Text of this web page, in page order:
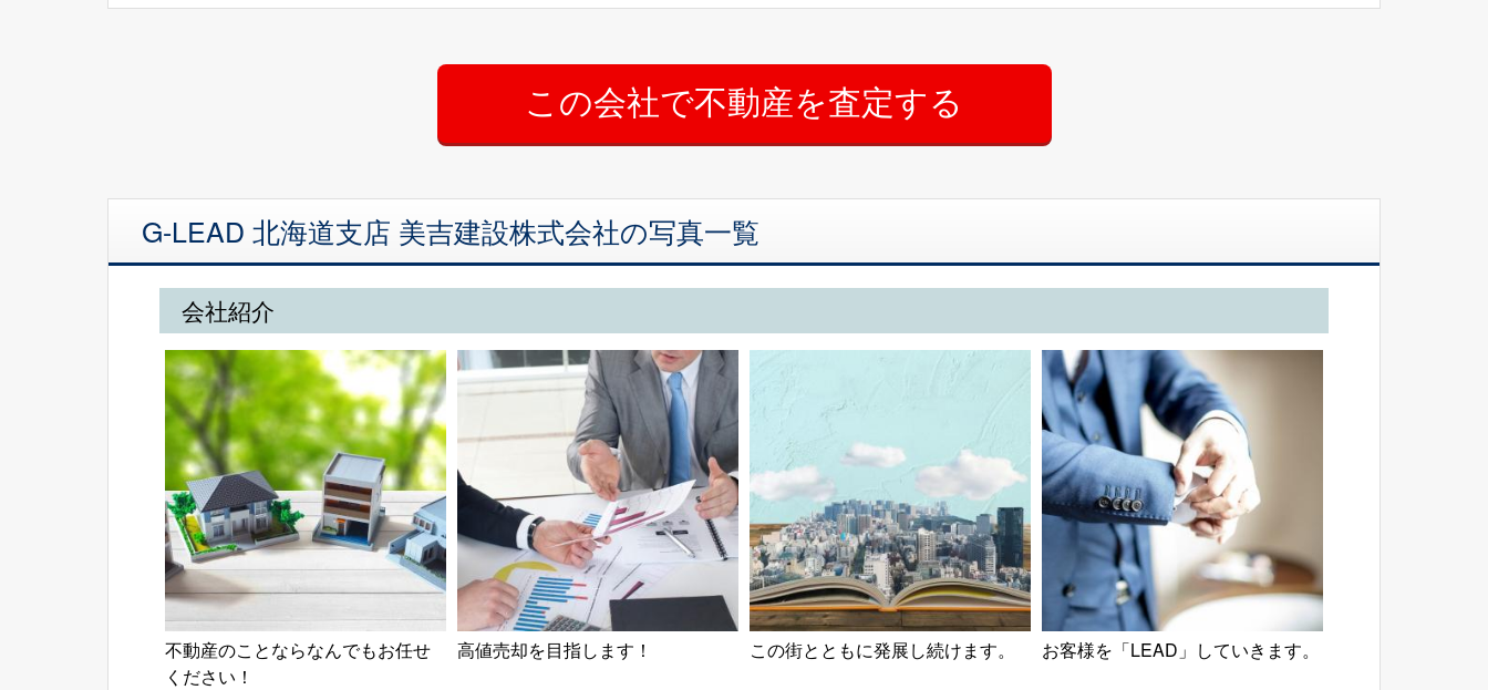
G-LEAD 北海道支店 美吉建設株式会社の写真一覧
会社紹介
不動産のことならなんでもお任せ
ください！
高値売却を目指します！ この街とともに発展し続けます。 お客様を「LEAD」していきます。